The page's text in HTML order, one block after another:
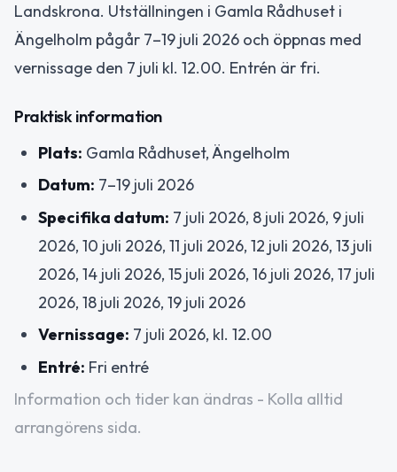
Landskrona. Utställningen i Gamla Rådhuset i
Ängelholm pågår 7–19 juli 2026 och öppnas med
vernissage den 7 juli kl. 12.00. Entrén är fri.
Praktisk information
Plats: Gamla Rådhuset, Ängelholm
Datum: 7–19 juli 2026
Specifika datum: 7 juli 2026, 8 juli 2026, 9 juli
2026, 10 juli 2026, 11 juli 2026, 12 juli 2026, 13 juli
2026, 14 juli 2026, 15 juli 2026, 16 juli 2026, 17 juli
2026, 18 juli 2026, 19 juli 2026
Vernissage: 7 juli 2026, kl. 12.00
Entré: Fri entré
Information och tider kan ändras - Kolla alltid
arrangörens sida.